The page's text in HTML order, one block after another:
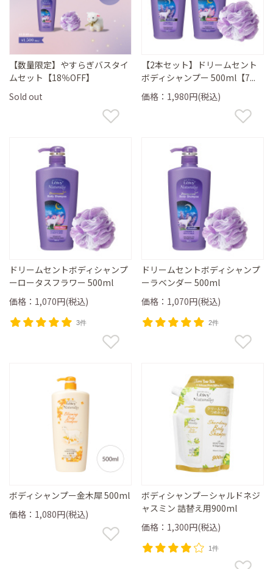
【数量限定】やすらぎバスタイ
ムセット【18％OFF】
Sold out
【2本セット】ドリームセント
ボディシャンプー 500ml【7...
価格：1,980円(税込)
ドリームセントボディシャンプ
ーロータスフラワー 500ml
価格：1,070円(税込)
3件
ドリームセントボディシャンプ
ーラベンダー 500ml
価格：1,070円(税込)
2件
ボディシャンプー金木犀 500ml
価格：1,080円(税込)
ボディシャンプーシャルドネジ
ャスミン 詰替え用900ml
価格：1,300円(税込)
1件